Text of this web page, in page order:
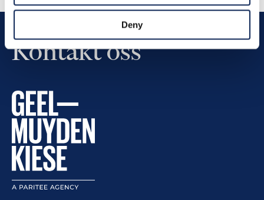
Deny
Kontakt oss